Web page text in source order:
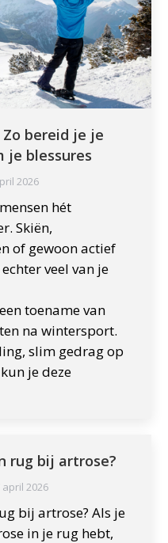
bereid je je
je blessures
2026
hét
Skiën,
of gewoon actief
veel van je
toename van
na wintersport.
slim gedrag op
je deze
rug bij artrose?
april 2026
bij artrose? Als je
in je rug hebt,